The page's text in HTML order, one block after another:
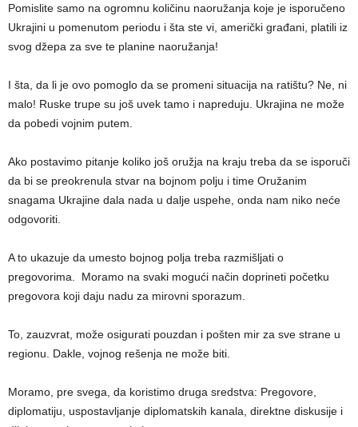
Pomislite samo na ogromnu količinu naoružanja koje je isporučeno
Ukrajini u pomenutom periodu i šta ste vi, američki građani, platili iz
svog džepa za sve te planine naoružanja!
I šta, da li je ovo pomoglo da se promeni situacija na ratištu? Ne, ni
malo! Ruske trupe su još uvek tamo i napreduju. Ukrajina ne može
da pobedi vojnim putem.
Ako postavimo pitanje koliko još oružja na kraju treba da se isporuči
da bi se preokrenula stvar na bojnom polju i time Oružanim
snagama Ukrajine dala nada u dalje uspehe, onda nam niko neće
odgovoriti.
A to ukazuje da umesto bojnog polja treba razmišljati o
pregovorima. Moramo na svaki mogući način doprineti početku
pregovora koji daju nadu za mirovni sporazum.
To, zauzvrat, može osigurati pouzdan i pošten mir za sve strane u
regionu. Dakle, vojnog rešenja ne može biti.
Moramo, pre svega, da koristimo druga sredstva: Pregovore,
diplomatiju, uspostavljanje diplomatskih kanala, direktne diskusije i